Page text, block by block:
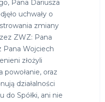
Pana Dariusza
uchwały o
zmiany
ZWZ: Pana
Pana Wojciech
złożyli
powołanie, oraz
działalności
do Spółki, ani nie